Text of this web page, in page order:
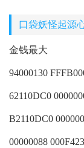
口袋妖怪起源
金钱最大
94000130
62110DC0
B2110DC0
00000088